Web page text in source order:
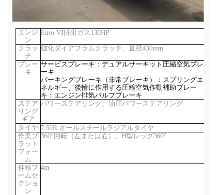
エンジ
ン
Euro VI排出ガス 130HP
クラッ
チ
強化ダイアフラムクラッチ、直径430mm
ブレー
キ
サービスブレーキ：デュアルサーキット圧縮空気ブレ
ーキ
パーキングブレーキ（非常ブレーキ）：スプリングエ
ネルギー、後輪に作用する圧縮空気作動補助ブレー
キ：エンジン排気バルブブレーキ
ステア
リング
ギア
パワーステアリング、油圧パワーステアリング
タイヤ 7.50R オールスチールラジアルタイヤ
作業プ
ラット
フォー
ム
360°回転（左または右）、H型レッグ360°
伸縮ブ
ームセ
クショ
ン
4m